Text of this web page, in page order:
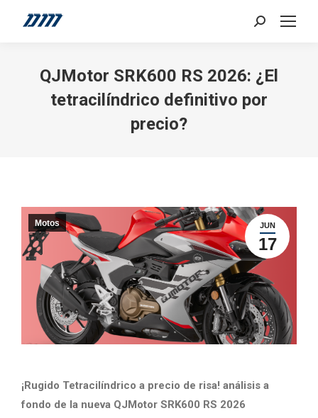
Search:
QJMotor SRK600 RS 2026: ¿El
tetracilíndrico definitivo por
precio?
JUN
17
Motos
¡Rugido Tetracilíndrico a precio de risa! análisis a
fondo de la nueva QJMotor SRK600 RS 2026